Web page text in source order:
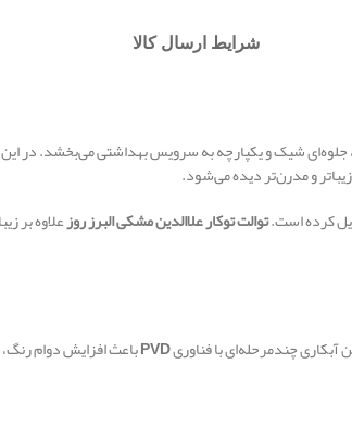
شرایط ارسال کالا
جلوه‌ای شیک و یکپارچه به سرویس بهداشتی می‌بخشد. در
و مدرن‌تر دیده می‌شود.
کرده است.توالت توکار علاالدین مشکی البرز روزعلاوه بر
چندمرحله‌ای با فناوریPVDباعث افزایش دوام